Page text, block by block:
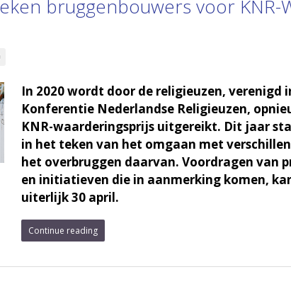
bruggenbouwers voor KNR-
In 2020 wordt door de religieuzen, verenigd
Konferentie Nederlandse Religieuzen,
KNR-waarderingsprijs uitgereikt. Dit jaar
in het teken van het omgaan met
het overbruggen daarvan. Voordragen van
en initiatieven die in aanmerking komen,
uiterlijk 30 april.
Continue reading